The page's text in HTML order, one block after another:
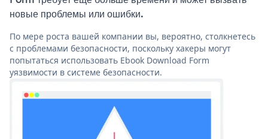
новые проблемы или ошибки.
По мере роста вашей компании вы, вероятно, столкнетесь
с проблемами безопасности, поскольку хакеры могут
попытаться использовать Ebook Download Form
уязвимости в системе безопасности.